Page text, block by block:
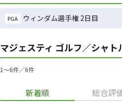
PGA ウィンダム選手権 2日目
マジェスティ ゴルフ／シャ
1〜6件／6件
新着順 総合評